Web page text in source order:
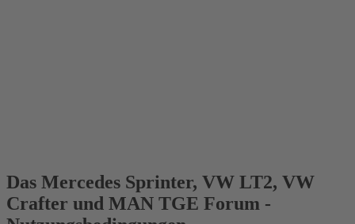
Das Mercedes Sprinter, VW LT2, VW
Crafter und MAN TGE Forum -